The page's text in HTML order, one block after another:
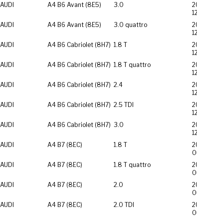
AUDI
A4 B6 Avant (8E5) 3.0
12
AUDI
A4 B6 Avant (8E5) 3.0 quattro
12
AUDI
A4 B6 Cabriolet (8H7) 1.8 T
12
AUDI
A4 B6 Cabriolet (8H7) 1.8 T quattro
12
AUDI
A4 B6 Cabriolet (8H7) 2.4
12
AUDI
A4 B6 Cabriolet (8H7) 2.5 TDI
12
AUDI
A4 B6 Cabriolet (8H7) 3.0
12
AUDI
A4 B7 (8EC) 1.8 T
AUDI
A4 B7 (8EC) 1.8 T quattro
AUDI
A4 B7 (8EC) 2.0
AUDI
A4 B7 (8EC) 2.0 TDI